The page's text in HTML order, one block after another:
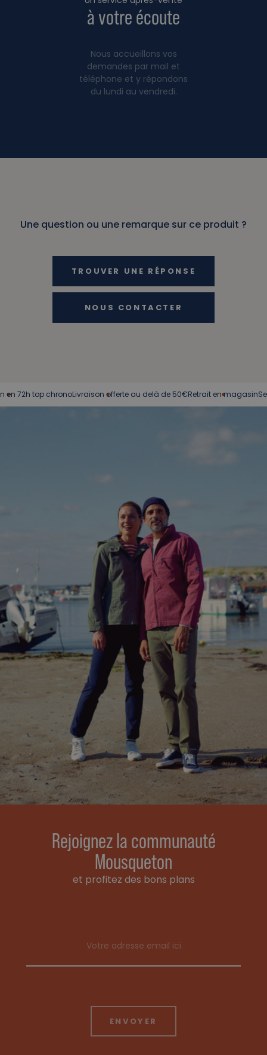
à votre écoute
Nous accueillons vos
demandes par mail et
téléphone et y répondons
du lundi au vendredi.
Une question ou une remarque sur ce produit ?
TROUVER UNE RÉPONSE
NOUS CONTACTER
top chrono Livraison offerte au delà de 50€ Retrait en magasinService
Rejoignez la communauté
Mousqueton
et profitez des bons plans